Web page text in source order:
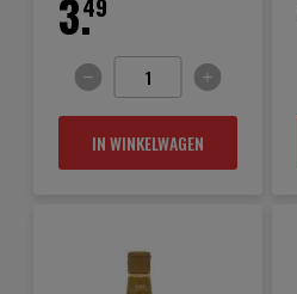
3.
IN WINKELWAGEN